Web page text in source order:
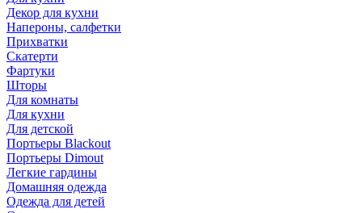
Декор для кухни
Напероны, салфетки
Прихватки
Скатерти
Фартуки
Шторы
Для комнаты
Для кухни
Для детской
Портьеры Blackout
Портьеры Dimout
Легкие гардины
Домашняя одежда
Одежда для детей